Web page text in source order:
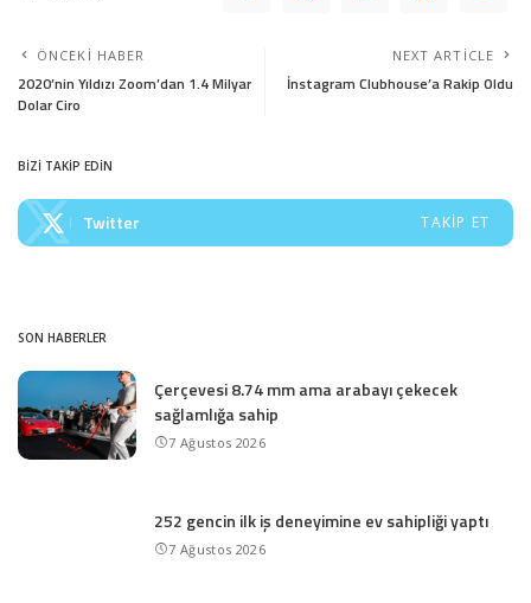
ÖNCEKI HABER
2020’nin Yıldızı Zoom’dan 1.4 Milyar
Dolar Ciro
NEXT ARTICLE
İnstagram Clubhouse’a Rakip Oldu
BİZİ TAKİP EDİN
Twitter TAKIP ET
SON HABERLER
Çerçevesi 8.74 mm ama arabayı çekecek
sağlamlığa sahip
7 Ağustos 2026
252 gencin ilk iş deneyimine ev sahipliği yaptı
7 Ağustos 2026